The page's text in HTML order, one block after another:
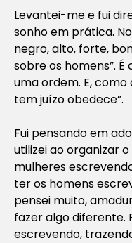
Levantei-me e fui
sonho em prática.
negro, alto, forte,
sobre os homens”.
uma ordem. E, como
tem juízo obedece”.
Fui pensando em
utilizei ao organizar
mulheres
ter os homens
pensei muito,
fazer algo diferente.
escrevendo,